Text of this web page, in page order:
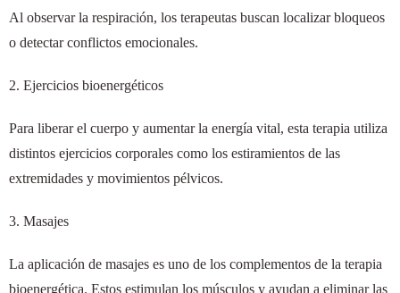
Al observar la respiración, los terapeutas buscan localizar bloqueos
o detectar conflictos emocionales.
2. Ejercicios bioenergéticos
Para liberar el cuerpo y aumentar la energía vital, esta terapia utiliza
distintos ejercicios corporales como los estiramientos de las
extremidades y movimientos pélvicos.
3. Masajes
La aplicación de masajes es uno de los complementos de la terapia
bioenergética. Estos estimulan los músculos y ayudan a eliminar las